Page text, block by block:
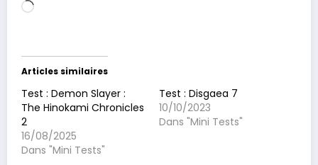
Chargement…
Articles similaires
Test : Demon Slayer :
The Hinokami Chronicles
2
16/08/2025
Dans "Mini Tests"
Test : Disgaea 7
10/10/2023
Dans "Mini Tests"